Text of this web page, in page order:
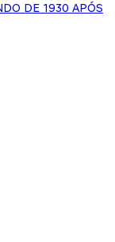
DE 1930 APÓS